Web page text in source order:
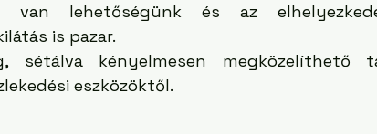
van lehetőségünk és az
is pazar.
kényelmesen megközelíthető
eszközöktől.